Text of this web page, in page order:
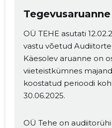
OÜ TEHE asutati
vastu võetud
Käesolev aruanne on
viieteistkümnes
koostatud perioodi
30.06.2025.
OÜ Tehe on